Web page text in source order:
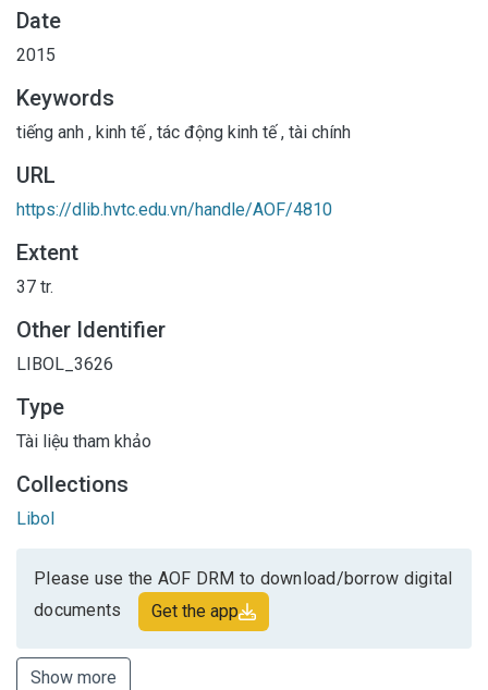
Date
2015
Keywords
tiếng anh , kinh tế, tác động kinh tế, tài chính
URL
https://dlib.hvtc.edu.vn/handle/AOF/4810
Extent
37 tr.
Other Identifier
LIBOL_3626
Type
Tài liệu tham khảo
Collections
Libol
Please use the AOF DRM to download/borrow digital
documents
Get the app
Show more